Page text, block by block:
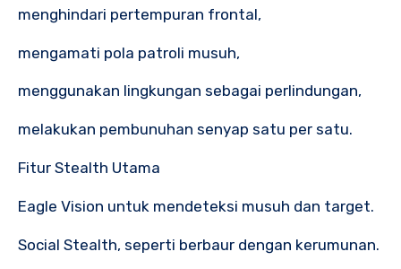
menghindari pertempuran frontal,
mengamati pola patroli musuh,
menggunakan lingkungan sebagai perlindungan,
melakukan pembunuhan senyap satu per satu.
Fitur Stealth Utama
Eagle Vision untuk mendeteksi musuh dan target.
Social Stealth, seperti berbaur dengan kerumunan.